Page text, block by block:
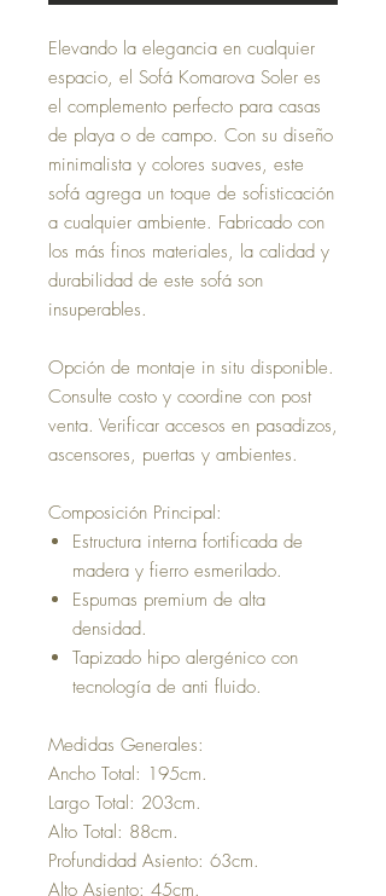
Elevando la elegancia en cualquier
espacio, el Sofá Komarova Soler es
el complemento perfecto para casas
de playa o de campo. Con su diseño
minimalista y colores suaves, este
sofá agrega un toque de sofisticación
a cualquier ambiente. Fabricado con
los más finos materiales, la calidad y
durabilidad de este sofá son
insuperables.
Opción de montaje in situ disponible.
Consulte costo y coordine con post
venta. Verificar accesos en pasadizos,
ascensores, puertas y ambientes.
Composición Principal:
Estructura interna fortificada de
madera y fierro esmerilado.
Espumas premium de alta
densidad.
Tapizado hipo alergénico con
tecnología de anti fluido.
Medidas Generales:
Ancho Total: 195cm.
Largo Total: 203cm.
Alto Total: 88cm.
Profundidad Asiento: 63cm.
Alto Asiento: 45cm.